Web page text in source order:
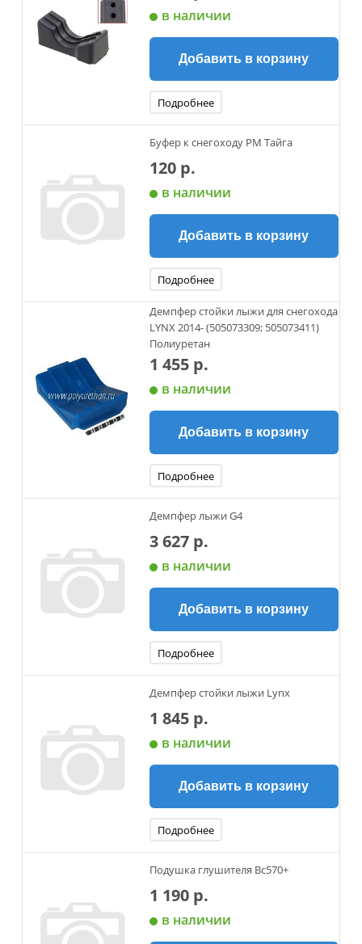
в наличии
Добавить в корзину
Подробнее
Буфер к снегоходу РМ Тайга
120 р.
в наличии
Добавить в корзину
Подробнее
Демпфер стойки лыжи для снегохода
LYNX 2014- (505073309; 505073411)
Полиуретан
1 455 р.
в наличии
Добавить в корзину
Подробнее
Демпфер лыжи G4
3 627 р.
в наличии
Добавить в корзину
Подробнее
Демпфер стойки лыжи Lynx
1 845 р.
в наличии
Добавить в корзину
Подробнее
Подушка глушителя Вс570+
1 190 р.
в наличии